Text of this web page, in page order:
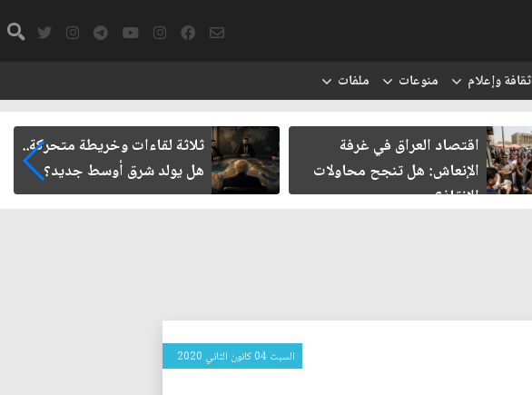
ثقافة وإعلام منوعات ملفات
اقتصاد العراق في غرفة
الإنعاش: هل تنجح محاولات
الإنقاذ؟
ثلاثة لقاءات وخريطة متحركة..
هل يولد شرق أوسط جديد؟
السبت 04 كانون الثاني 2020